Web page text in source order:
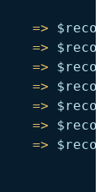
=>
=>
=>
=>
=>
=>
=>